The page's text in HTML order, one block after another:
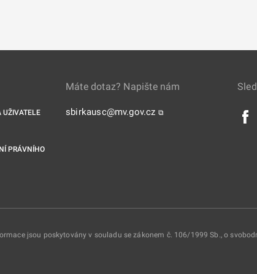
UŽIVATELE
PRÁVNÍHO
Máte dotaz? Napište nám
sbirkausc@mv.gov.cz ⧉
jsou poskytovány v souladu se zákonem č. 106/1999 Sb., o